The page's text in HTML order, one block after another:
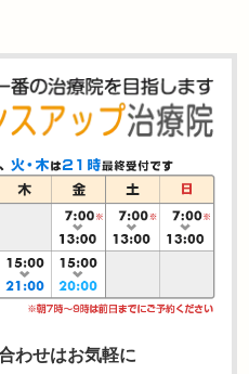
わせはお気軽に